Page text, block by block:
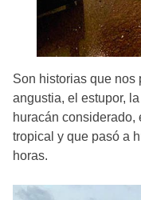
Son historias que nos
angustia, el estupor,
huracán considerado,
tropical y que pasó a
horas.